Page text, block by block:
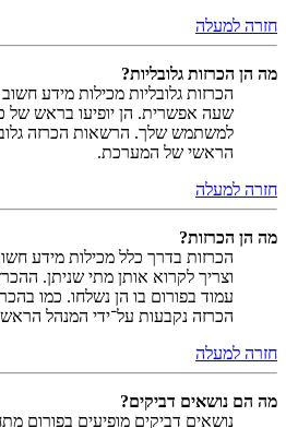
חזרה למעלה
מה הן הכרזות גלובליות?
הכרזות גלובליות מכילות מידע
שעה אפשרית. הן יופיעו בראש של
למשתמש שלך. הרשאות הכרזה
הראשי של המערכת.
חזרה למעלה
מה הן הכרזות?
הכרזות בדרך כלל מכילות מידע
וצריך לקרוא אותן מתי שניתן.
עמוד בפורום בו הן נשלחו. כמו
הכרזה נקבעות על־ידי המנהל
חזרה למעלה
מה הם נושאים דביקים?
נושאים דביקים מופיעים בפורום